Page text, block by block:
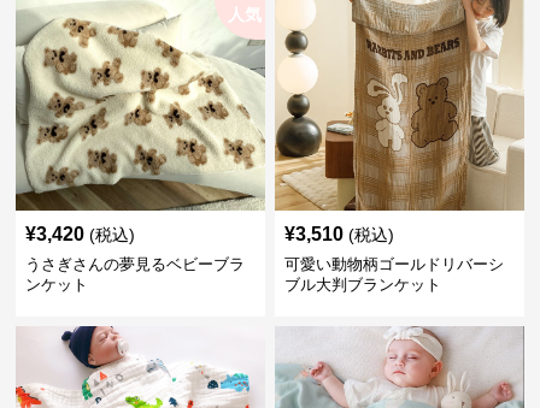
人気
¥3,420 (税込)
うさぎさんの夢見るベビーブラ
ンケット
¥3,510 (税込)
可愛い動物柄ゴールドリバーシ
ブル大判ブランケット